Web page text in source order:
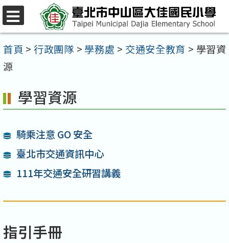
跳
至
主
要
容
區
首頁 > 行政團隊 > 學務處 > 交通安全教育 > 學習資
源
學習資源
騎乘注意 GO 安全
臺北市交通資訊中心
111年交通安全研習講義
指引手冊
選
單